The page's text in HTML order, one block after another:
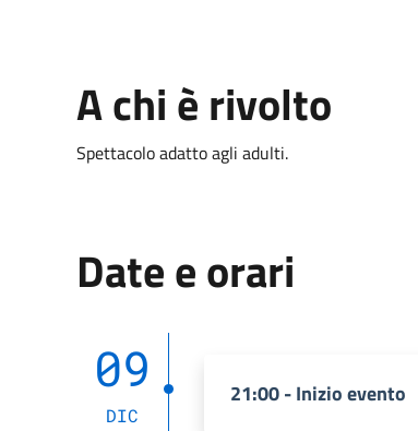
A chi è rivolto
Spettacolo adatto agli adulti.
Date e orari
09
DIC
21:00 - Inizio evento